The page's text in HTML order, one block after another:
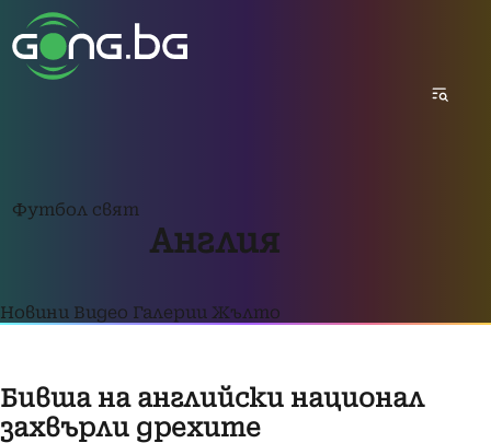
Футбол свят
Англия
Новини Видео Галерии Жълто
Бивша на английски национал
захвърли дрехите